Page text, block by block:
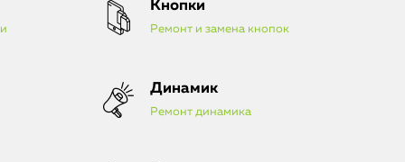
Кнопки
Ремонт и замена кнопок
Динамик
Ремонт динамика